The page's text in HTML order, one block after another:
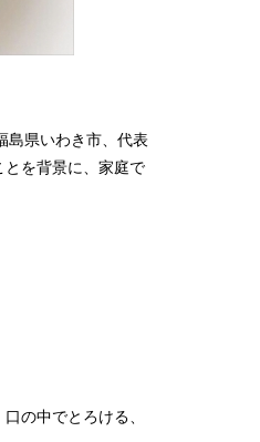
島県いわき市、代表
を背景に、家庭で
の中でとろける、